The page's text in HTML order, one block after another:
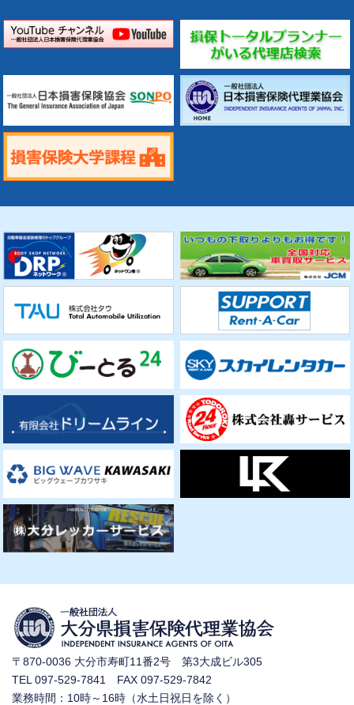
〒870-0036 大分市寿町11番2号 第3大成ビル305
TEL 097-529-7841 FAX 097-529-7842
業務時間：10時～16時（水土日祝日を除く）